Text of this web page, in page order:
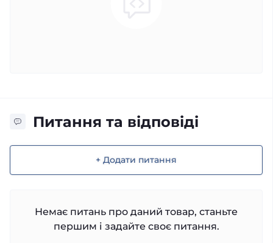
Питання та відповіді
+ Додати питання
Немає питань про даний товар, станьте
першим і задайте своє питання.